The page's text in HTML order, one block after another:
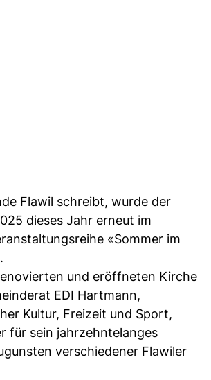
Flawil schreibt, wurde der
dieses Jahr erneut im
«Sommer im
und eröffneten Kirche
EDI Hartmann,
Kultur, Freizeit und Sport,
für sein jahrzehntelanges
verschiedener Flawiler